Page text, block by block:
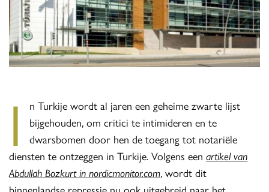
I
n Turkije wordt al jaren een geheime zwarte lijst
bijgehouden, om critici te intimideren en te
dwarsbomen door hen de toegang tot notariële
diensten te ontzeggen in Turkije. Volgens eenartikel van
Abdullah Bozkurt in nordicmonitor.com, wordt dit